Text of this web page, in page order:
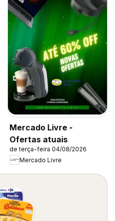
Mercado Livre -
Ofertas atuais
de terça-feira 04/08/2026
Mercado Livre